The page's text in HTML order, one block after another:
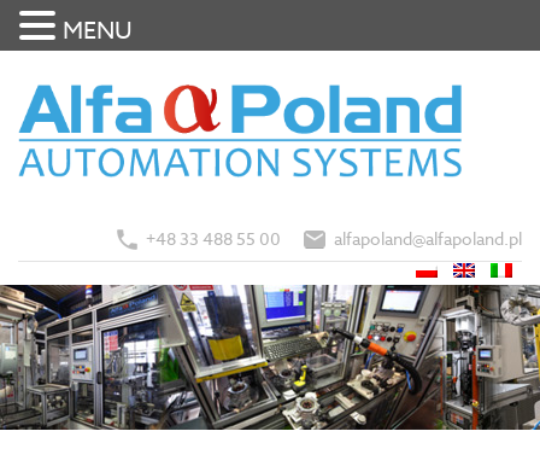
+48 33 488 55 00 alfapoland@alfapoland.pl
MENU